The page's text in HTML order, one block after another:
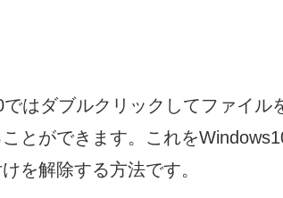
はダブルクリックしてファイル
とができます。これを
を解除する方法です。